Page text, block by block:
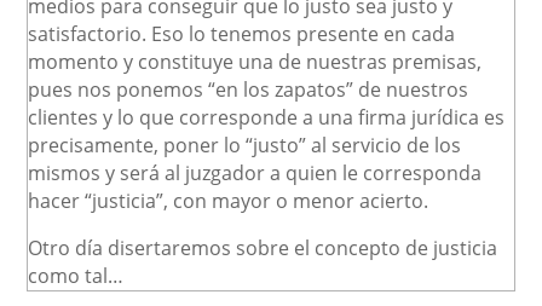
medios para conseguir que lo justo sea justo y
satisfactorio. Eso lo tenemos presente en cada
momento y constituye una de nuestras premisas,
pues nos ponemos “en los zapatos” de nuestros
clientes y lo que corresponde a una firma jurídica es
precisamente, poner lo “justo” al servicio de los
mismos y será al juzgador a quien le corresponda
hacer “justicia”, con mayor o menor acierto.
Otro día disertaremos sobre el concepto de justicia
como tal…